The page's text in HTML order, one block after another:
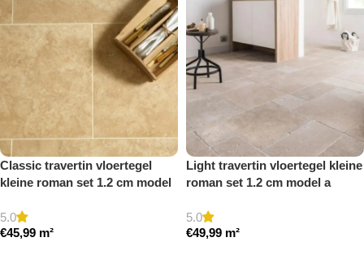
Classic travertin vloertegel
kleine roman set 1.2 cm model
5.0
€45,99 m²
Light travertin vloertegel kleine
roman set 1.2 cm model a
5.0
€49,99 m²